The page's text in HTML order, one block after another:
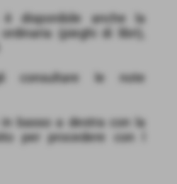
disponibile anche la
(pieghi di libri),
consultare le note
in basso a destra con la
per procedere con l